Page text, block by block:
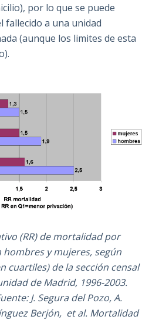
por lo que se puede
fallecido a una unidad
(aunque los limites de esta
(RR) de mortalidad por
y mujeres, según
cuartiles) de la sección censal
de Madrid, 1996-2003.
J. Segura del Pozo, A.
Berjón, et al. Mortalidad